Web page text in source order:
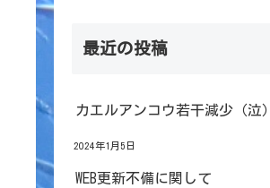
最近の投稿
カエルアンコウ若干減少（泣）
2024年1月5日
WEB更新不備に関して